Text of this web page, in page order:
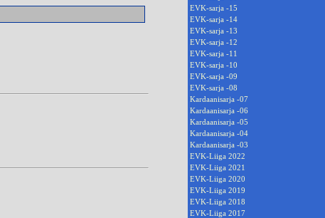
EVK-sarja -15
EVK-sarja -14
EVK-sarja -13
EVK-sarja -12
EVK-sarja -11
EVK-sarja -10
EVK-sarja -09
EVK-sarja -08
Kardaanisarja -07
Kardaanisarja -06
Kardaanisarja -05
Kardaanisarja -04
Kardaanisarja -03
EVK-Liiga 2022
EVK-Liiga 2021
EVK-Liiga 2020
EVK-Liiga 2019
EVK-Liiga 2018
EVK-Liiga 2017